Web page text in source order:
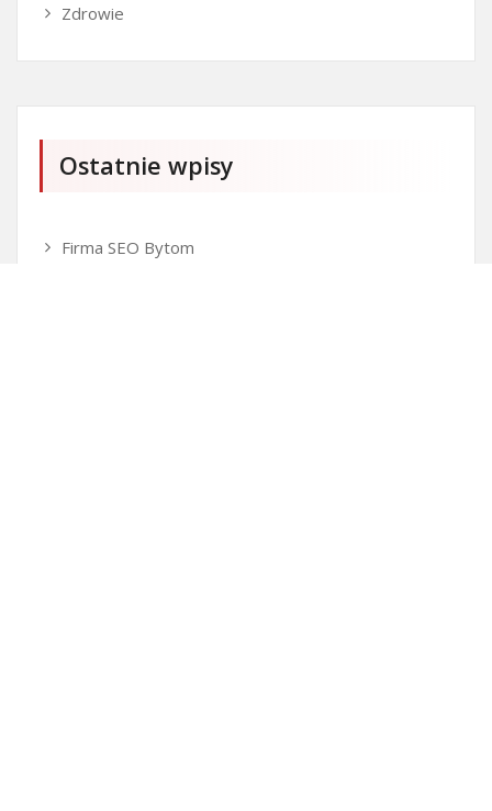
Zdrowie
Ostatnie wpisy
Firma SEO Bytom